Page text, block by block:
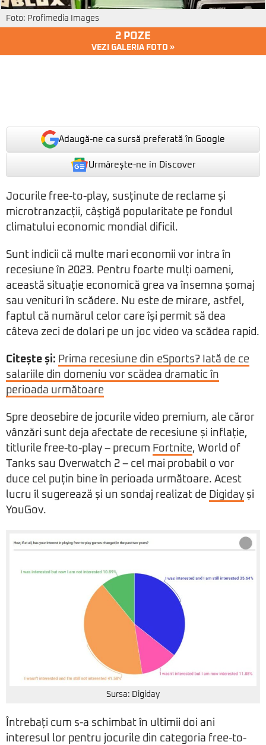
Foto: Profimedia Images
2 POZE
VEZI GALERIA FOTO »
Adaugă-ne ca sursă preferată în Google
Urmărește-ne in Discover
Jocurile free-to-play, susținute de reclame și
microtranzacții, câștigă popularitate pe fondul
climatului economic mondial dificil.
Sunt indicii că multe mari economii vor intra în
recesiune în 2023. Pentru foarte mulți oameni,
această situație economică grea va însemna șomaj
sau venituri în scădere. Nu este de mirare, astfel,
faptul că numărul celor care își permit să dea
câteva zeci de dolari pe un joc video va scădea rapid.
Citește și: Prima recesiune din eSports? Iată de ce
salariile din domeniu vor scădea dramatic în
perioada următoare
Spre deosebire de jocurile video premium, ale căror
vânzări sunt deja afectate de recesiune și inflație,
titlurile free-to-play – precum Fortnite, World of
Tanks sau Overwatch 2 – cel mai probabil o vor
duce cel puțin bine în perioada următoare. Acest
lucru îl sugerează și un sondaj realizat de Digiday și
YouGov.
Sursa: Digiday
Întrebați cum s-a schimbat în ultimii doi ani
interesul lor pentru jocurile din categoria free-to-